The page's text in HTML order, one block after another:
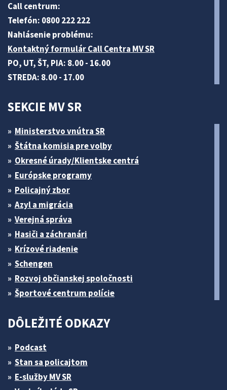
Call centrum:
Telefón: 0800 222 222
Nahlásenie problému:
Kontaktný formulár Call Centra MV SR
PO, UT, ŠT, PIA: 8.00 - 16.00
STREDA: 8.00 - 17.00
SEKCIE MV SR
Ministerstvo vnútra SR
Štátna komisia pre volby
Okresné úrady/Klientske centrá
Európske programy
Policajný zbor
Azyl a migrácia
Verejná správa
Hasiči a záchranári
Krízové riadenie
Schengen
Rozvoj občianskej spoločnosti
Športové centrum polície
DÔLEŽITÉ ODKAZY
Podcast
Stan sa policajtom
E-služby MV SR